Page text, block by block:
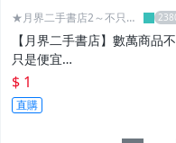
★月界二手書店2～不只是
【月界二手書店】數萬商品不
只是便宜…
$ 1
直購